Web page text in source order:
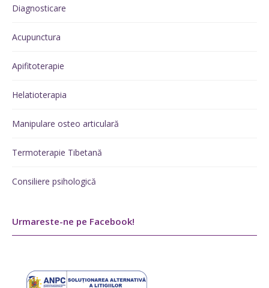
Diagnosticare
Acupunctura
Apifitoterapie
Helatioterapia
Manipulare osteo articulară
Termoterapie Tibetană
Consiliere psihologică
Urmareste-ne pe Facebook!